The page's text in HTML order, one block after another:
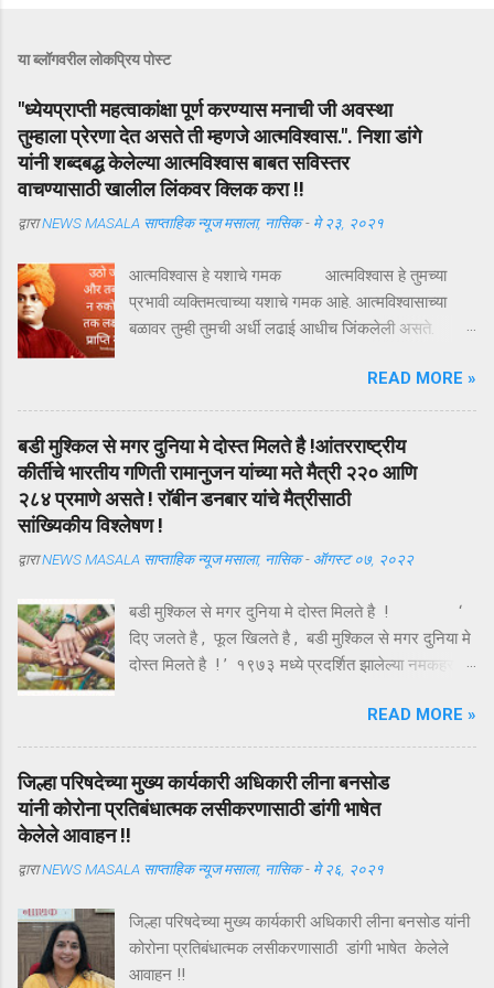
या ब्लॉगवरील लोकप्रिय पोस्ट
"ध्येयप्राप्ती महत्वाकांक्षा पूर्ण करण्यास मनाची जी अवस्था
तुम्हाला प्रेरणा देत असते ती म्हणजे आत्मविश्वास.". निशा डांगे
यांनी शब्दबद्ध केलेल्या आत्मविश्वास बाबत सविस्तर
वाचण्यासाठी खालील लिंकवर क्लिक करा !!
द्वाराNEWS MASALA साप्ताहिक न्यूज मसाला, नासिक - मे २३, २०२१
आत्मविश्वास हे यशाचे गमक आत्मविश्वास हे तुमच्या
प्रभावी व्यक्तिमत्वाच्या यशाचे गमक आहे. आत्मविश्वासाच्या
बळावर तुम्ही तुमची अर्धी लढाई आधीच जिंकलेली असते.
"आत्मविश्वास म्हणजेच स्वतःवर असलेला विश्वास." स्वतःवर
विश्वास असेल तर तुम्ही तुमचे मन वांच्छिल ध्येय मिळवू शकता.
आत्मविश्वासाला आता व्याख्येत बसवू या, "ध्येयप्राप्ती
महत्वाकांक्षा पूर्ण करण्यास मनाची जी अवस्था तुम्हाला प्रेरणा
देत असते ती म्हणजे आत्मविश्वास." आत्मविश्वास
असणारी व्यक्ती जग जिंकू शकते. प्रबळ आत्मविश्वास अर्थात
दृष्टीकोनातून स्वतःकडे पहाल तर तुम्हाला तुमच्यात अनेक
आपले वेगळे अस्तित्व निर्माण करू शकतो. "जीवनाच्या लढाईत
यशस्वी बनण्याचे ब्रह्मास्त्र म्हणजे आत्मविश्वास"
आत्मविश्वास ही ...
READ MORE »
बडी मुश्किल से मगर दुनिया मे दोस्त मिलते है !आंतरराष्ट्रीय
कीर्तीचे भारतीय गणिती रामानुजन यांच्या मते मैत्री २२० आणि
२८४ प्रमाणे असते ! राॅबीन डनबार यांचे मैत्रीसाठी
सांख्यिकीय विश्लेषण !
द्वाराNEWS MASALA साप्ताहिक न्यूज मसाला, नासिक - ऑगस्ट ०७, २०२२
बडी मुश्किल से मगर दुनिया मे दोस्त मिलते है ! ‘
दिए जलते है , फूल खिलते है , बडी मुश्किल से मगर दुनिया मे
दोस्त मिलते है ! ’ १९७३ मध्ये प्रदर्शित झालेल्या नमकहराम
आणि अर्थपूर्ण आहे . ऑगस्ट महिन्यातील पहिला रविवार ( यंदा
दि . ७ ऑगस्ट ) म्हणजे तरुणाईचा आवडता ‘ फ्रेंडशिप डे ’
अर्थात मैत्री दिन . या दिवशी विविध रंगांचे धागे एकमेकांच्या
हातावर बांधून मैत्रीचे संदेश एकमेकांना पाठविले जातात . या
संदेशांमधून मैत्रीच्या वेगवेगळ्या व्याख्या वाचावयास मिळतात .
असतो , अशी मित्राची व्याख्या बहूतेकांनी केलेली पहावयास
नसून ज्याला आपल्या मित्राच्या उन्नतीतून खरा आनंद मिळतो
, तोच खरा मित्र असतो ’ अशी मैत्रीची अचूक व्याख्या हिंदी
कवी कमलेश्वर यांनी केली आहे ...
READ MORE »
जिल्हा परिषदेच्या मुख्य कार्यकारी अधिकारी लीना बनसोड
यांनी कोरोना प्रतिबंधात्मक लसीकरणासाठी डांगी भाषेत
केलेले आवाहन !!
द्वाराNEWS MASALA साप्ताहिक न्यूज मसाला, नासिक - मे २६, २०२१
जिल्हा परिषदेच्या मुख्य कार्यकारी अधिकारी लीना बनसोड यांनी
कोरोना प्रतिबंधात्मक लसीकरणासाठी डांगी भाषेत केलेले
आवाहन !!